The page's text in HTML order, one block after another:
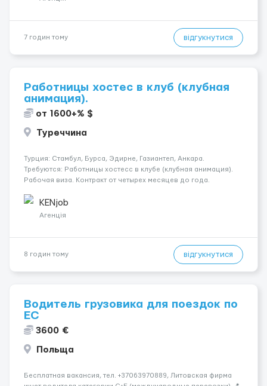
7 годин тому відгукнутися
Работницы хостес в клуб (клубная
анимация).
от 1600+% $
Туреччина
Турция: Стамбул, Бурса, Эдирне, Газиантеп, Анкара.
Требуются: Работницы хостесc в клубе (клубная анимация).
Рабочая виза. Контракт от четырех месяцев до года.
страховка. Высокая зарплата + %. Легально. Безопасно.
*Коммуникабел...
KENjob
Агенція
8 годин тому відгукнутися
Водитель грузовика для поездок по
ЕС
3600 €
Польща
Бесплатная вакансия, тел. +37063970889, Литовская фирма